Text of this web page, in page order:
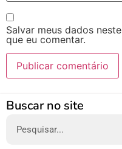
Salvar meus dados
que eu comentar.
Buscar no site